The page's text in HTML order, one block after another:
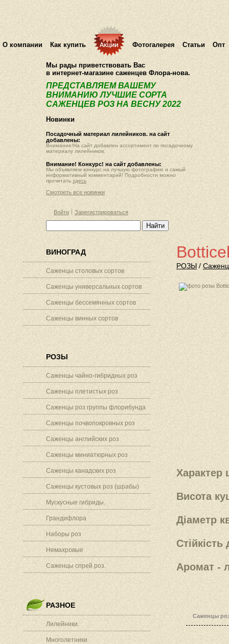
О компании Как купить Фотогалерея Статьи Опт
Мы рады приветствовать Вас
в интернет-магазине саженцев Флора-нова.
ПРЕДСТАВЛЯЕМ ВАШЕМУ
ВНИМАНИЮ ЛУЧШИЕ СОРТА
САЖЕНЦЕВ РОЗ НА ВЕСНУ 2022
Новинки
Посадочный материал лилейников. на сайт
добавлены:
Внимание!На сайт добавлен ассортимент по посадочному
материалу лилейников.
Внимание! Конкурс! на сайт добавлены:
Мы объявляем конкурс на лучшую фотографию и самый
информативный комментарий! Подробности можно
прочитать здесь
Смотреть все новинки
Войти Зарегистрироваться
ВИНОГРАД
Саженцы столовых сортов
Саженцы универсальных сортов
Саженцы бессемянных сортов
Саженцы винных сортов
РОЗЫ
Саженцы чайно-гибридных роз
Саженцы плетистых роз
Саженцы роз группы флорибунда
Саженцы почвопокровных роз
Саженцы английских роз
Саженцы миниатюрных роз
Саженцы канадских роз
Саженцы кустовых роз (шрабы)
Мускусные гибриды.
Грандифлора
Наборы роз
Немахровые
Саженцы спрей роз.
РАЗНОЕ
Лилейники.
Многолетники
РОЗЫ/
Характер
Висота
Діаметр
Аромат -
Саженцы